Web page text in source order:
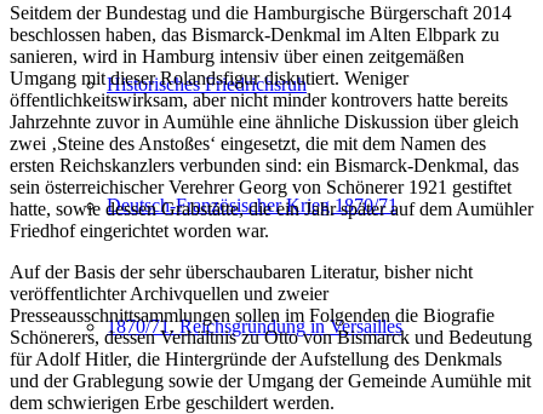
Historisches Friedrichsruh
Deutsch-Französischer Krieg 1870/71
1870/71. Reichsgründung in Versailles
Seitdem der Bundestag und die Hamburgische Bürgerschaft 2014
beschlossen haben, das Bismarck-Denkmal im Alten Elbpark zu
sanieren, wird in Hamburg intensiv über einen zeitgemäßen
Umgang mit dieser Rolandsfigur diskutiert. Weniger
öffentlichkeitswirksam, aber nicht minder kontrovers hatte bereits
Jahrzehnte zuvor in Aumühle eine ähnliche Diskussion über gleich
zwei ‚Steine des Anstoßes‘ eingesetzt, die mit dem Namen des
ersten Reichskanzlers verbunden sind: ein Bismarck-Denkmal, das
sein österreichischer Verehrer Georg von Schönerer 1921 gestiftet
hatte, sowie dessen Grabstätte, die ein Jahr später auf dem Aumühler
Friedhof eingerichtet worden war.
Auf der Basis der sehr überschaubaren Literatur, bisher nicht
veröffentlichter Archivquellen und zweier
Presseausschnittsammlungen sollen im Folgenden die Biografie
Schönerers, dessen Verhältnis zu Otto von Bismarck und Bedeutung
für Adolf Hitler, die Hintergründe der Aufstellung des Denkmals
und der Grablegung sowie der Umgang der Gemeinde Aumühle mit
dem schwierigen Erbe geschildert werden.